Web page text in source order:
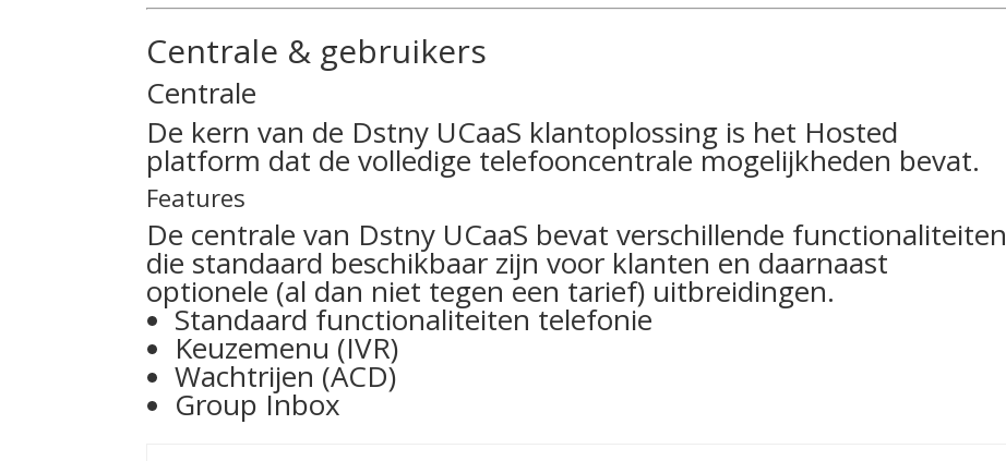
Centrale & gebruikers
Centrale
De kern van de Dstny UCaaS klantoplossing is het Hosted
platform dat de volledige telefooncentrale mogelijkheden bevat.
Features
De centrale van Dstny UCaaS bevat verschillende functionaliteiten
die standaard beschikbaar zijn voor klanten en daarnaast
optionele (al dan niet tegen een tarief) uitbreidingen.
Standaard functionaliteiten telefonie
Keuzemenu (IVR)
Wachtrijen (ACD)
Group Inbox